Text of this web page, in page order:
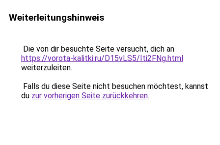
Weiterleitungshinweis
Die von dir besuchte Seite versucht, dich an
https://vorota-kalitki.ru/D15vLS5/Iti2FNg.html
weiterzuleiten.
Falls du diese Seite nicht besuchen möchtest, kannst
du zur vorherigen Seite zurückkehren.